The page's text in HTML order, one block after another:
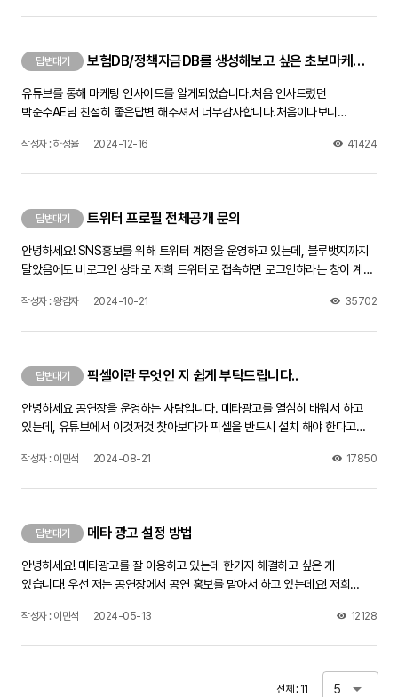
오지 않습니다. 전화번호 설정 제대로 되었는지 다 확인했는데도 안됩니다.
페이스북 고객센터와 채팅문의를 통하여 문의했더니 원인을 모르겠다며,
인증창이 뜨는 PC에서 며칠동안 사용하지 말고 쉬었다가 다시 해보라고
하는데, 이틀 쉬었다 해도 안되네요 방법을 찾아주세요! 제발!!!
답변대기 보험DB/정책자금DB를 생성해보고 싶은 초보마케터 입니다!
유튜브를 통해 마케팅 인사이드를 알게되었습니다.처음 인사드렸던
박준수AE님 친절히 좋은답변 해주셔서 너무감사합니다.처음이다보니
어떤영상을 보면 좋은지 어떻게 공부를하고 방향을 잡으면 좋은지 좋은조언
작성자 : 하성율 2024-12-16 41424
답변대기 트위터 프로필 전체공개 문의
안녕하세요! SNS홍보를 위해 트위터 계정을 운영하고 있는데, 블루뱃지까지
달았음에도 비로그인 상태로 저희 트위터로 접속하면 로그인하라는 창이 계속
분들처럼 로그인 없이 저희 트위터를 볼 수 있게 하는법이 궁금합니다.
작성자 : 왕감자 2024-10-21 35702
답변대기 픽셀이란 무엇인 지 쉽게 부탁드립니다..
안녕하세요 공연장을 운영하는 사람입니다. 메타광고를 열심히 배워서 하고
있는데, 유튜브에서 이것저것 찾아보다가 픽셀을 반드시 설치 해야 한다고
픽셀을 쉽게 말해서 설명 부탁드립니다. 그리고, 저 같은 경우에는 메타 광고를
작성자 : 이민석 2024-08-21 17850
답변대기 메타 광고 설정 방법
안녕하세요! 메타광고를 잘 이용하고 있는데 한가지 해결하고 싶은 게
있습니다! 우선 저는 공연장에서 공연 홍보를 맡아서 하고 있는데요! 저희
방법을 말씀 드리면, 늘 저는 처음에 트래픽으로 설정을 하고 지역도
작성자 : 이민석 2024-05-13 12128
전체 : 11 5